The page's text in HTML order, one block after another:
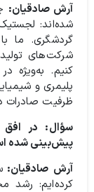
آرش صادقیان:
شده‌اند:
گردشگری. ما
شرکت‌های
کنیم. به‌ویژه
پلیمری و
ظرفیت صادرات
سؤال: در
پیش‌بینی شده
آرش صادقیان:
کرده‌ایم: رشد